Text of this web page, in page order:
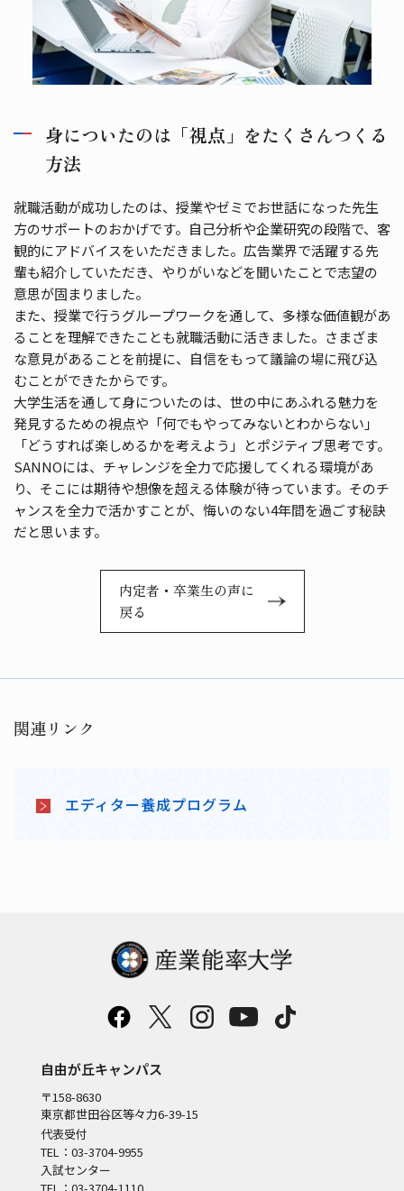
身についたのは「視点」をたくさんつくる
方法
就職活動が成功したのは、授業やゼミでお世話になった先生
方のサポートのおかげです。自己分析や企業研究の段階で、客
観的にアドバイスをいただきました。広告業界で活躍する先
輩も紹介していただき、やりがいなどを聞いたことで志望の
意思が固まりました。
また、授業で行うグループワークを通して、多様な価値観があ
ることを理解できたことも就職活動に活きました。さまざま
な意見があることを前提に、自信をもって議論の場に飛び込
むことができたからです。
大学生活を通して身についたのは、世の中にあふれる魅力を
発見するための視点や「何でもやってみないとわからない」
「どうすれば楽しめるかを考えよう」とポジティブ思考です。
SANNOには、チャレンジを全力で応援してくれる環境があ
り、そこには期待や想像を超える体験が待っています。そのチ
ャンスを全力で活かすことが、悔いのない4年間を過ごす秘訣
だと思います。
内定者・卒業生の声に
戻る
関連リンク
エディター養成プログラム
自由が丘キャンパス
〒158-8630
東京都世田谷区等々力6-39-15
代表受付
TEL：03-3704-9955
入試センター